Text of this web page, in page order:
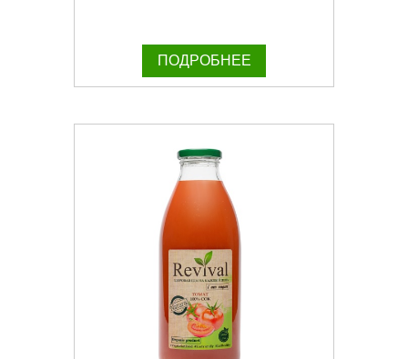
ПОДРОБНЕЕ